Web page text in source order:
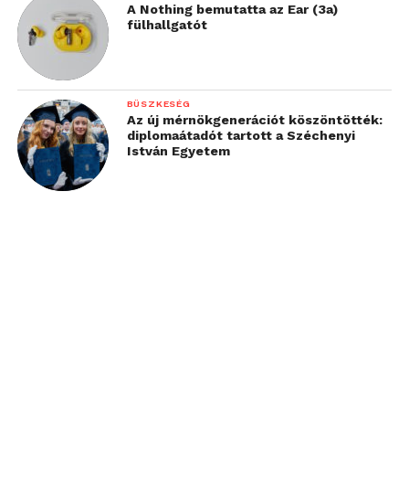
A Nothing bemutatta az Ear (3a)
fülhallgatót
BÜSZKESÉG
Az új mérnökgenerációt köszöntötték:
diplomaátadót tartott a Széchenyi
István Egyetem